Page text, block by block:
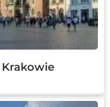
Krakowie